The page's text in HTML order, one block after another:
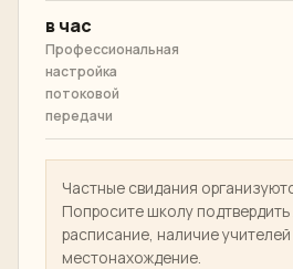
в час
Профессиональная
настройка
потоковой
передачи
Частные свидания
Попросите школу
расписание, наличие
местонахождение.